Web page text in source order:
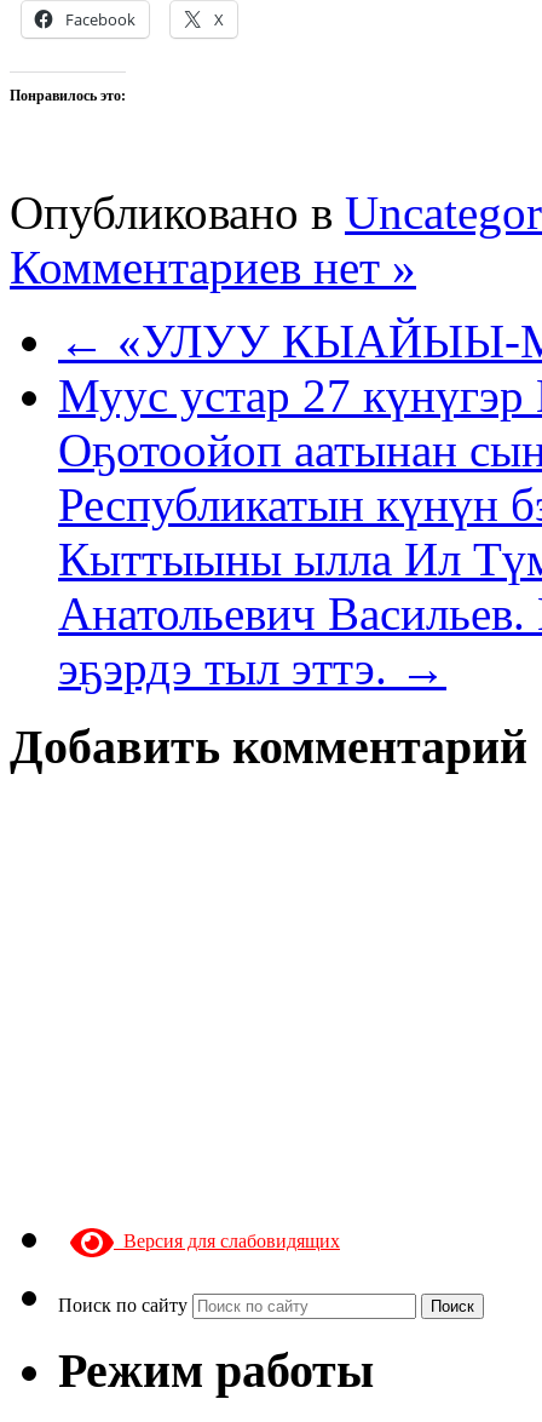
Facebook X
Понравилось это:
Опубликовано в
Комментариев нет »
← «УЛУУ КЫАЙЫЫ-
Муус устар 27
Оҕотоойоп аатынан
Республикатын күнүн
Кыттыыны ылла Ил
Анатольевич
эҕэрдэ тыл эттэ. →
Добавить комментарий
Версия для слабовидящих
Поиск по сайту Поиск
Режим работы